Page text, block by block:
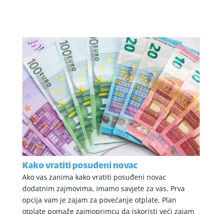
Kako vratiti posuđeni novac
Ako vas zanima kako vratiti posuđeni novac
dodatnim zajmovima, imamo savjete za vas. Prva
opcija vam je zajam za povećanje otplate. Plan
otplate pomaže zajmoprimcu da iskoristi veći zajam